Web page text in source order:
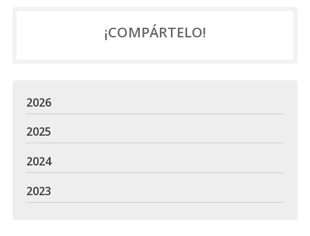
¡COMPÁRTELO!
2026
2025
2024
2023